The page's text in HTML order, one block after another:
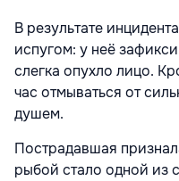
В результате
испугом: у неё
слегка опухло лицо.
час отмываться от
душем.
Пострадавшая
рыбой стало одной из